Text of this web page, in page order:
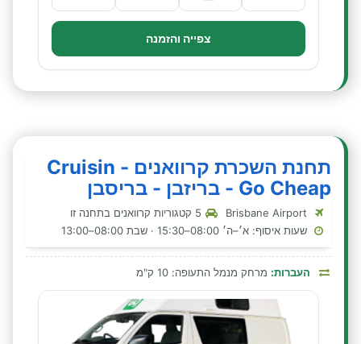
צפייה והזמנה
תחנת השכרת קרוואנים - Cruisin
Go Cheap - בריזבן - בריסבן
שעות איסוף: א׳–ה׳ 08:00–15:30 · שבת 08:00–13:00
העברות: מרחק מנמל התעופה: 10 ק"מ